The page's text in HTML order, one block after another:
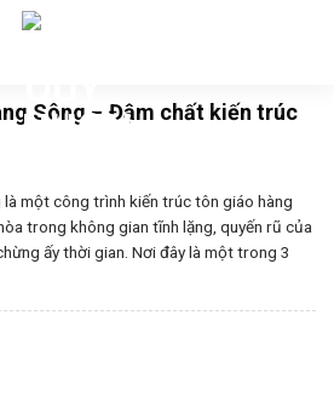
Sông – Đậm chất kiến trúc
là một công trình kiến trúc tôn giáo hàng
trong không gian tĩnh lặng, quyến rũ của
ấy thời gian. Nơi đây là một trong 3